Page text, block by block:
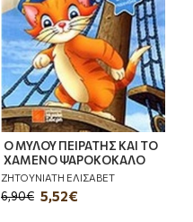
Ο ΜΥΛΟΥ ΠΕΙΡΑΤΗΣ ΚΑΙ ΤΟ
ΧΑΜΕΝΟ ΨΑΡΟΚΟΚΑΛΟ
ΖΗΤΟΥΝΙΑΤΗ ΕΛΙΣΑΒΕΤ
5,52€
6,90€